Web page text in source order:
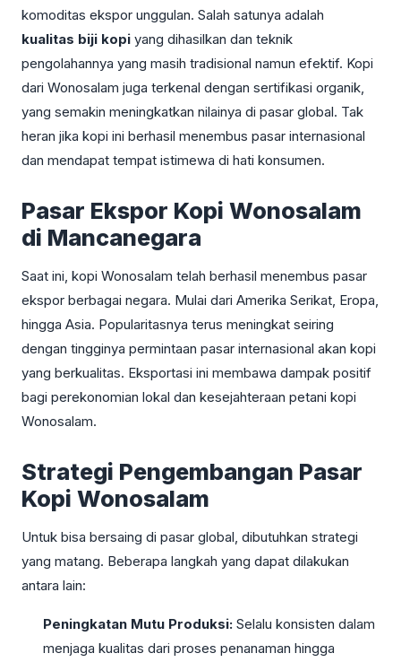
komoditas ekspor unggulan. Salah satunya adalah
kualitas biji kopi yang dihasilkan dan teknik
pengolahannya yang masih tradisional namun efektif. Kopi
dari Wonosalam juga terkenal dengan sertifikasi organik,
yang semakin meningkatkan nilainya di pasar global. Tak
heran jika kopi ini berhasil menembus pasar internasional
dan mendapat tempat istimewa di hati konsumen.
Pasar Ekspor Kopi Wonosalam
di Mancanegara
Saat ini, kopi Wonosalam telah berhasil menembus pasar
ekspor berbagai negara. Mulai dari Amerika Serikat, Eropa,
hingga Asia. Popularitasnya terus meningkat seiring
dengan tingginya permintaan pasar internasional akan kopi
yang berkualitas. Eksportasi ini membawa dampak positif
bagi perekonomian lokal dan kesejahteraan petani kopi
Wonosalam.
Strategi Pengembangan Pasar
Kopi Wonosalam
Untuk bisa bersaing di pasar global, dibutuhkan strategi
yang matang. Beberapa langkah yang dapat dilakukan
antara lain:
Peningkatan Mutu Produksi: Selalu konsisten dalam
menjaga kualitas dari proses penanaman hingga